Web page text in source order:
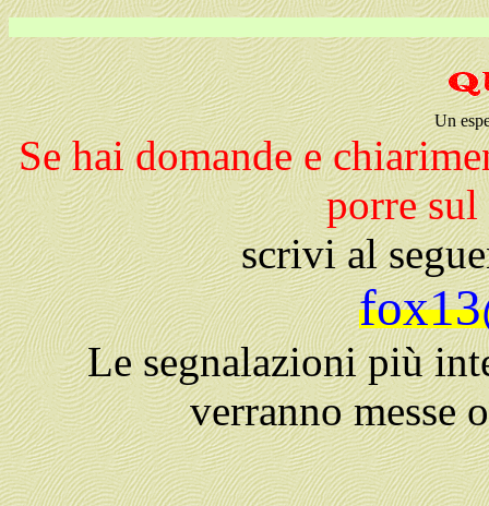
Un
Se hai domande e
porre
scrivi al
Le segnalazioni più
verranno messe